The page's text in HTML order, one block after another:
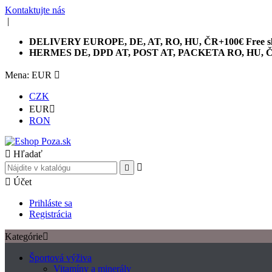
Kontaktujte nás
|
DELIVERY EUROPE, DE, AT, RO, HU, ČR+100€ Free
HERMES DE, DPD AT, POST AT, PACKETA RO, HU,
Mena: EUR 
CZK
EUR 
RON
 Hľadať


 Účet
Prihláste sa
Registrácia
Kategórie
Športová výživa
Vitamíny a minerály